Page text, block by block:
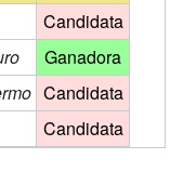
Candidata
Ganadora
Candidata
Candidata